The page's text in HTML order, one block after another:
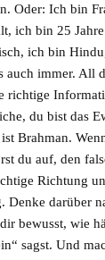
Oder: Ich bin
ich bin 25
ich bin
auch immer. All
richtige
du bist das
Brahman.
du auf, den
Richtung
Denke darüber
bewusst, wie
sagst. Und